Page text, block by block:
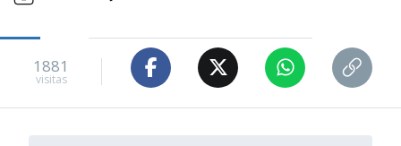
1881
visitas